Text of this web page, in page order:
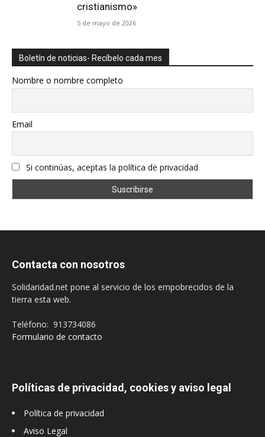
cristianismo»
5 de mayo de 2026
Boletín de noticias- Recíbelo cada mes
Nombre o nombre completo
Email
Si continúas, aceptas la política de privacidad
Contacta con nosotros
Solidaridad.net pone al servicio de los empobrecidos de la
tierra esta web.
Teléfono: 913734086
Formulario de contacto
Políticas de privacidad, cookies y aviso legal
Política de privacidad
Aviso Legal